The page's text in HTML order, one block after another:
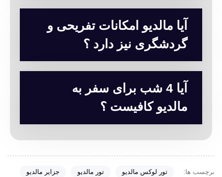
آیا مالدیو امکانات تفریحی و
گردشگری نیز دارد ؟
آیا 4 شب برای سفر به
مالدیو کافیست ؟
برچسب ها: تور لوکس مالدیو تور مالدیو جزایر مالدیو